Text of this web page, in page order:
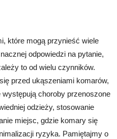
które mogą przynieść wiele
odpowiedzi na pytanie,
to od wielu czynników.
przed ukąszeniami komarów,
choroby przenoszone
odzieży, stosowanie
miejsc, gdzie komary się
ryzyka. Pamiętajmy o